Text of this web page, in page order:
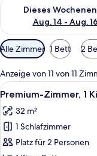
Dieses
Aug. 14 - Aug. 16
Überprüfe die
Verfügbare
Filter
für
Zimmer
Alle Zimmer 1 Bett 2
Anzeige von 11 von 11
Alle
Fotos
für
Premium-
Zimmer,
5
Premium-Zimmer, 1
32 m²
1 Schlafzimmer
Platz für 2 Personen